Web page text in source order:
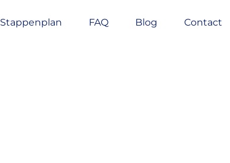
Stappenplan FAQ Blog Contact